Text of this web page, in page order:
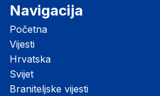
Navigacija
Početna
Vijesti
Hrvatska
Svijet
Braniteljske vijesti